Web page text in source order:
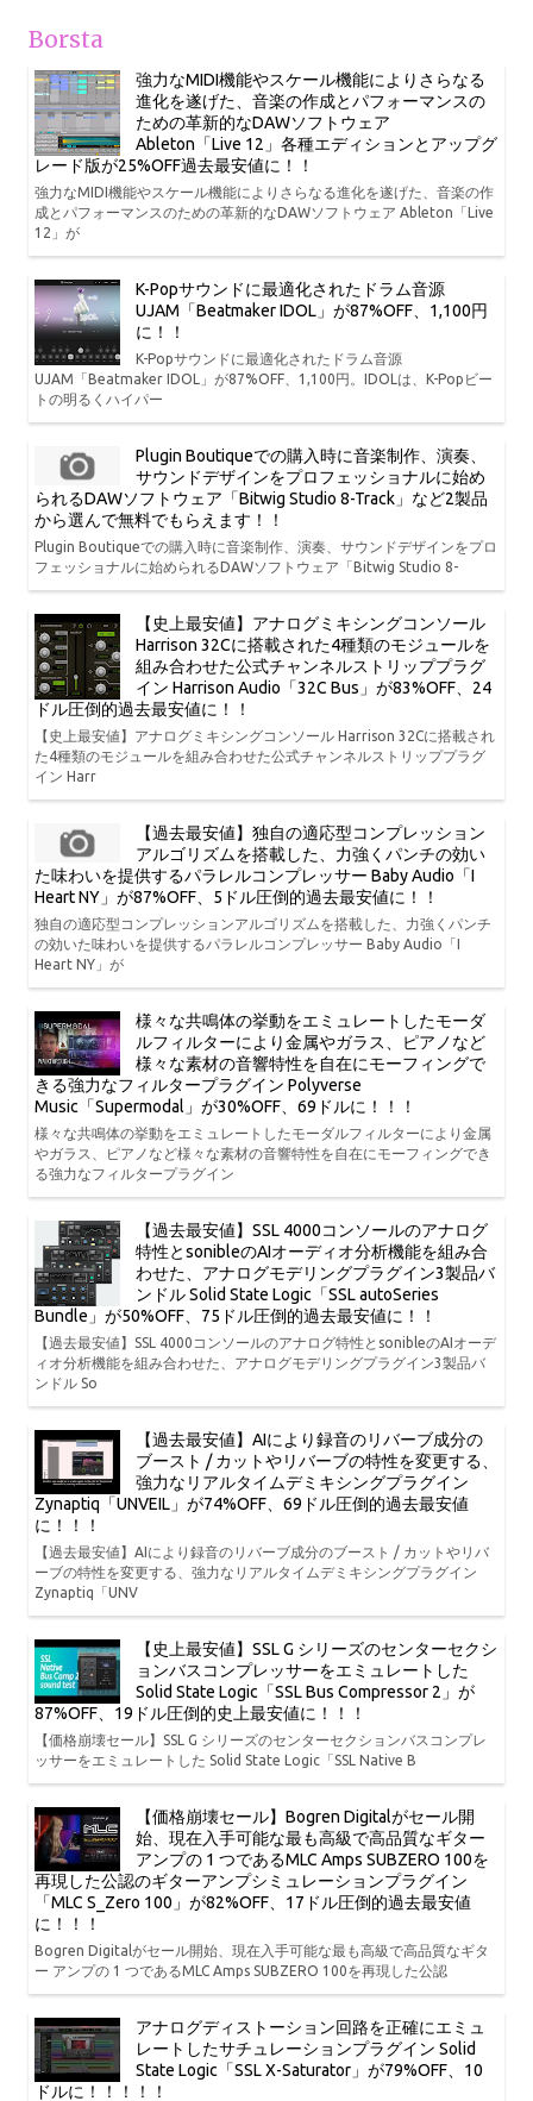
Borsta
強力なMIDI機能やスケール機能によりさらなる
進化を遂げた、音楽の作成とパフォーマンスの
ための革新的なDAWソフトウェア
Ableton「Live 12」各種エディションとアップグ
レード版が25%OFF過去最安値に！！
強力なMIDI機能やスケール機能によりさらなる進化を遂げた、音楽の作
成とパフォーマンスのための革新的なDAWソフトウェア Ableton「Live
12」が
K-Popサウンドに最適化されたドラム音源
UJAM「Beatmaker IDOL」が87%OFF、1,100円
に！！
K-Popサウンドに最適化されたドラム音源
UJAM「Beatmaker IDOL」が87%OFF、1,100円。IDOLは、K-Popビー
トの明るくハイパー
Plugin Boutiqueでの購入時に音楽制作、演奏、
サウンドデザインをプロフェッショナルに始め
られるDAWソフトウェア「Bitwig Studio 8-Track」など2製品
から選んで無料でもらえます！！
Plugin Boutiqueでの購入時に音楽制作、演奏、サウンドデザインをプロ
フェッショナルに始められるDAWソフトウェア「Bitwig Studio 8-
【史上最安値】アナログミキシングコンソール
Harrison 32Cに搭載された4種類のモジュールを
組み合わせた公式チャンネルストリッププラグ
イン Harrison Audio「32C Bus」が83%OFF、24
ドル圧倒的過去最安値に！！
【史上最安値】アナログミキシングコンソール Harrison 32Cに搭載され
た4種類のモジュールを組み合わせた公式チャンネルストリッププラグ
イン Harr
【過去最安値】独自の適応型コンプレッション
アルゴリズムを搭載した、力強くパンチの効い
た味わいを提供するパラレルコンプレッサー Baby Audio「I
Heart NY」が87%OFF、5ドル圧倒的過去最安値に！！
独自の適応型コンプレッションアルゴリズムを搭載した、力強くパンチ
の効いた味わいを提供するパラレルコンプレッサー Baby Audio「I
Heart NY」が
様々な共鳴体の挙動をエミュレートしたモーダ
ルフィルターにより金属やガラス、ピアノなど
様々な素材の音響特性を自在にモーフィングで
きる強力なフィルタープラグイン Polyverse
Music「Supermodal」が30%OFF、69ドルに！！！
様々な共鳴体の挙動をエミュレートしたモーダルフィルターにより金属
やガラス、ピアノなど様々な素材の音響特性を自在にモーフィングでき
る強力なフィルタープラグイン
【過去最安値】SSL 4000コンソールのアナログ
特性とsonibleのAIオーディオ分析機能を組み合
わせた、アナログモデリングプラグイン3製品バ
ンドル Solid State Logic「SSL autoSeries
Bundle」が50%OFF、75ドル圧倒的過去最安値に！！
【過去最安値】SSL 4000コンソールのアナログ特性とsonibleのAIオーデ
ィオ分析機能を組み合わせた、アナログモデリングプラグイン3製品バ
ンドル So
【過去最安値】AIにより録音のリバーブ成分の
ブースト / カットやリバーブの特性を変更する、
強力なリアルタイムデミキシングプラグイン
Zynaptiq「UNVEIL」が74%OFF、69ドル圧倒的過去最安値
に！！！
【過去最安値】AIにより録音のリバーブ成分のブースト / カットやリバ
ーブの特性を変更する、強力なリアルタイムデミキシングプラグイン
Zynaptiq「UNV
【史上最安値】SSL G シリーズのセンターセクシ
ョンバスコンプレッサーをエミュレートした
Solid State Logic「SSL Bus Compressor 2」が
87%OFF、19ドル圧倒的史上最安値に！！！
【価格崩壊セール】SSL G シリーズのセンターセクションバスコンプレ
ッサーをエミュレートした Solid State Logic「SSL Native B
【価格崩壊セール】Bogren Digitalがセール開
始、現在入手可能な最も高級で高品質なギター
アンプの 1 つであるMLC Amps SUBZERO 100を
再現した公認のギターアンプシミュレーションプラグイン
「MLC S_Zero 100」が82%OFF、17ドル圧倒的過去最安値
に！！！
Bogren Digitalがセール開始、現在入手可能な最も高級で高品質なギタ
ー アンプの 1 つであるMLC Amps SUBZERO 100を再現した公認
アナログディストーション回路を正確にエミュ
レートしたサチュレーションプラグイン Solid
State Logic「SSL X-Saturator」が79%OFF、10
ドルに！！！！！